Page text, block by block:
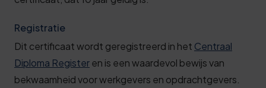
Registratie
Dit certificaat wordt geregistreerd in het Centraal
Diploma Registeren is een waardevol bewijs van
bekwaamheid voor werkgevers en opdrachtgevers.